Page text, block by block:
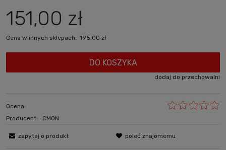
151,00 zł
Cena w innych sklepach: 195,00 zł
DO KOSZYKA
dodaj do przechowalni
Ocena:
Producent:
CMON
zapytaj o produkt poleć znajomemu